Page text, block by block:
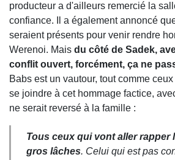
producteur a d'ailleurs remercié la
confiance. Il a également annoncé
seraient présents pour venir rendre
Werenoi. Mais du côté de Sadek,
conflit ouvert, forcément, ça ne
Babs est un vautour, tout comme
se joindre à cet hommage factice,
ne serait reversé à la famille :
Tous ceux qui vont aller rapper
gros lâches. Celui qui est pas